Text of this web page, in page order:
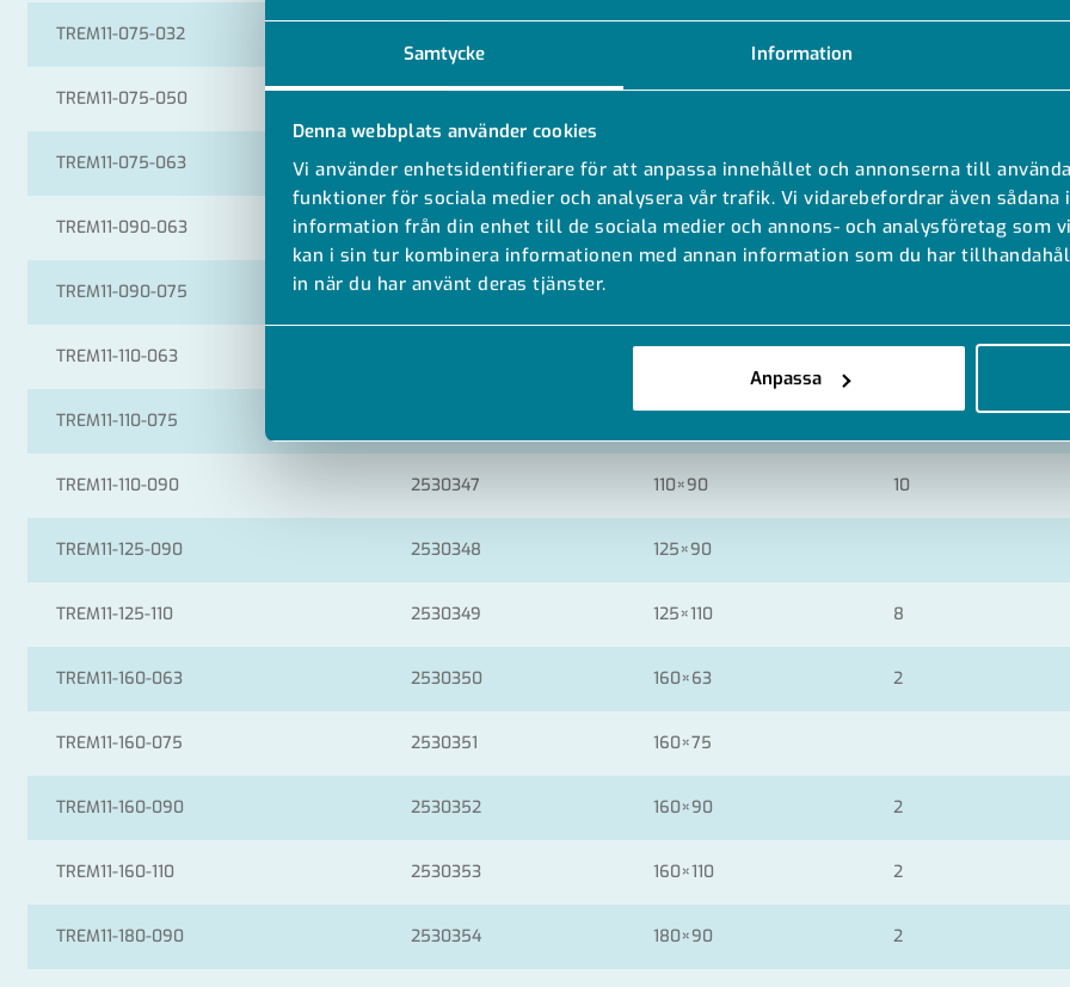
Samtycke Information
Denna webbplats använder cookies
Vi använder enhetsidentifierare för att anpassa innehållet och annonserna till
funktioner för sociala medier och analysera vår trafik. Vi vidarebefordrar även sådana
information från din enhet till de sociala medier och annons- och analysföretag som
kan i sin tur kombinera informationen med annan information som du har
in när du har använt deras tjänster.
Anpassa
TREM11-075-032
TREM11-075-050 2530341 75×50 10
TREM11-075-063 2530342 75×63
TREM11-090-063 2530343 90×63
TREM11-090-075 2530344
TREM11-110-063
TREM11-110-075
TREM11-110-090 2530347 110×90 10
TREM11-125-090 2530348 125×90
TREM11-125-110 2530349 125×110 8
TREM11-160-063 2530350 160×63 2
TREM11-160-075 2530351 160×75
TREM11-160-090 2530352 160×90 2
TREM11-160-110 2530353 160×110 2
TREM11-180-090 2530354 180×90 2